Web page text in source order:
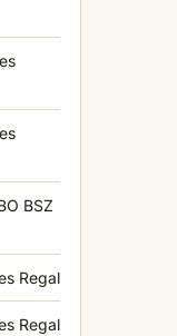
BSZ
Regal
Regal